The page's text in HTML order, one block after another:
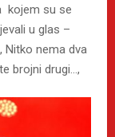
kojem su se
u glas –
Nitko nema dva
brojni drugi…,